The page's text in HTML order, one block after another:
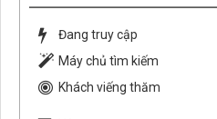
Đang truy cập
Máy chủ tìm kiếm
Khách viếng thăm